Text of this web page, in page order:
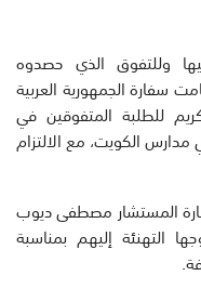
وللتفوق الذي حصدوه
سفارة الجمهورية العربية
للطلبة المتفوقين في
مدارس الكويت، مع الالتزام
المستشار مصطفى ديوب
التهنئة إليهم بمناسبة